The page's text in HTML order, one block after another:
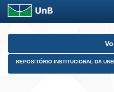
Skip
REPOSITÓRIO INSTITUCIONAL DA UNB